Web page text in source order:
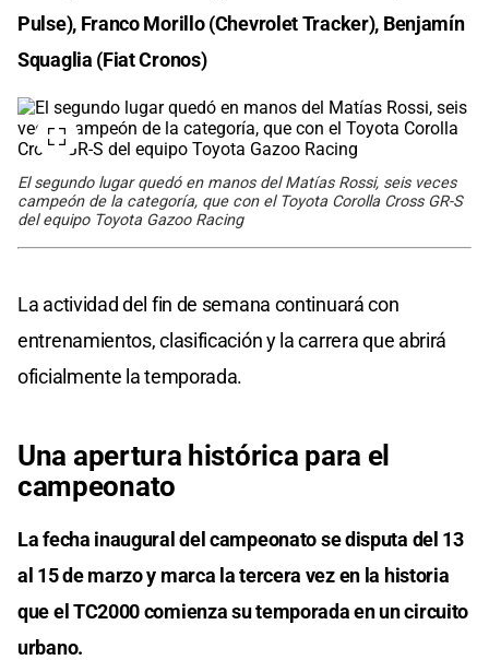
Pulse), Franco Morillo (Chevrolet Tracker), Benjamín
Squaglia (Fiat Cronos)
El segundo lugar quedó en manos del Matías Rossi, seis veces
campeón de la categoría, que con el Toyota Corolla Cross GR-S
del equipo Toyota Gazoo Racing
La actividad del fin de semana continuará con
entrenamientos, clasificación y la carrera que abrirá
oficialmente la temporada.
Una apertura histórica para el
campeonato
La fecha inaugural del campeonato se disputa del 13
al 15 de marzo y marca la tercera vez en la historia
que el TC2000 comienza su temporada en un circuito
urbano.